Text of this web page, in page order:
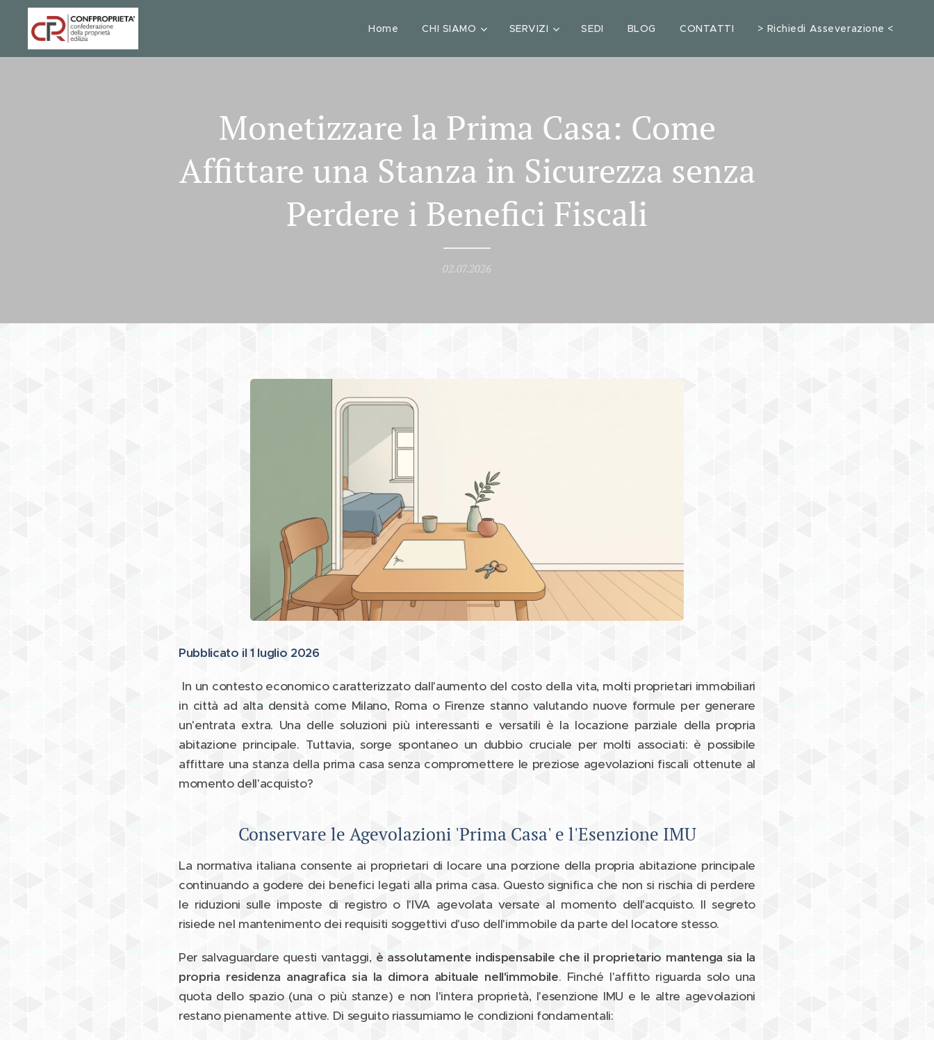
Home CHI SIAMO SERVIZI SEDI BLOG CONTATTI > Richiedi Asseverazione <
Monetizzare la Prima Casa: Come
Affittare una Stanza in Sicurezza senza
Perdere i Benefici Fiscali
02.07.2026
Pubblicato il 1 luglio 2026
In un contesto economico caratterizzato dall'aumento del costo della vita, molti proprietari immobiliari
in città ad alta densità come Milano, Roma o Firenze stanno valutando nuove formule per generare
un'entrata extra. Una delle soluzioni più interessanti e versatili è la locazione parziale della propria
abitazione principale. Tuttavia, sorge spontaneo un dubbio cruciale per molti associati: è possibile
affittare una stanza della prima casa senza compromettere le preziose agevolazioni fiscali ottenute al
momento dell'acquisto?
Conservare le Agevolazioni 'Prima Casa' e l'Esenzione IMU
La normativa italiana consente ai proprietari di locare una porzione della propria abitazione principale
continuando a godere dei benefici legati alla prima casa. Questo significa che non si rischia di perdere
le riduzioni sulle imposte di registro o l'IVA agevolata versate al momento dell'acquisto. Il segreto
risiede nel mantenimento dei requisiti soggettivi d'uso dell'immobile da parte del locatore stesso.
Per salvaguardare questi vantaggi, è assolutamente indispensabile che il proprietario mantenga sia la
propria residenza anagrafica sia la dimora abituale nell'immobile. Finché l'affitto riguarda solo una
quota dello spazio (una o più stanze) e non l'intera proprietà, l'esenzione IMU e le altre agevolazioni
restano pienamente attive. Di seguito riassumiamo le condizioni fondamentali: